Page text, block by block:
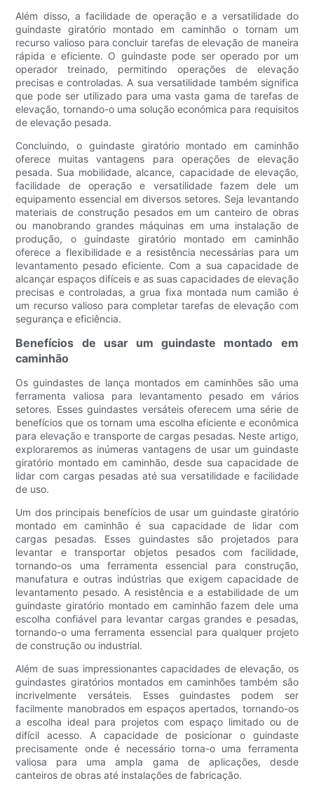
Além disso, a facilidade de operação e a versatilidade do
guindaste giratório montado em caminhão o tornam um
recurso valioso para concluir tarefas de elevação de maneira
rápida e eficiente. O guindaste pode ser operado por um
operador treinado, permitindo operações de elevação
precisas e controladas. A sua versatilidade também significa
que pode ser utilizado para uma vasta gama de tarefas de
elevação, tornando-o uma solução económica para requisitos
de elevação pesada.
Concluindo, o guindaste giratório montado em caminhão
oferece muitas vantagens para operações de elevação
pesada. Sua mobilidade, alcance, capacidade de elevação,
facilidade de operação e versatilidade fazem dele um
equipamento essencial em diversos setores. Seja levantando
materiais de construção pesados ​​em um canteiro de obras
ou manobrando grandes máquinas em uma instalação de
produção, o guindaste giratório montado em caminhão
oferece a flexibilidade e a resistência necessárias para um
levantamento pesado eficiente. Com a sua capacidade de
alcançar espaços difíceis e as suas capacidades de elevação
precisas e controladas, a grua fixa montada num camião é
um recurso valioso para completar tarefas de elevação com
segurança e eficiência.
Benefícios de usar um guindaste montado em
caminhão
Os guindastes de lança montados em caminhões são uma
ferramenta valiosa para levantamento pesado em vários
setores. Esses guindastes versáteis oferecem uma série de
benefícios que os tornam uma escolha eficiente e econômica
para elevação e transporte de cargas pesadas. Neste artigo,
exploraremos as inúmeras vantagens de usar um guindaste
giratório montado em caminhão, desde sua capacidade de
lidar com cargas pesadas até sua versatilidade e facilidade
de uso.
Um dos principais benefícios de usar um guindaste giratório
montado em caminhão é sua capacidade de lidar com
cargas pesadas. Esses guindastes são projetados para
levantar e transportar objetos pesados ​​com facilidade,
tornando-os uma ferramenta essencial para construção,
manufatura e outras indústrias que exigem capacidade de
levantamento pesado. A resistência e a estabilidade de um
guindaste giratório montado em caminhão fazem dele uma
escolha confiável para levantar cargas grandes e pesadas,
tornando-o uma ferramenta essencial para qualquer projeto
de construção ou industrial.
Além de suas impressionantes capacidades de elevação, os
guindastes giratórios montados em caminhões também são
incrivelmente versáteis. Esses guindastes podem ser
facilmente manobrados em espaços apertados, tornando-os
a escolha ideal para projetos com espaço limitado ou de
difícil acesso. A capacidade de posicionar o guindaste
precisamente onde é necessário torna-o uma ferramenta
valiosa para uma ampla gama de aplicações, desde
canteiros de obras até instalações de fabricação.